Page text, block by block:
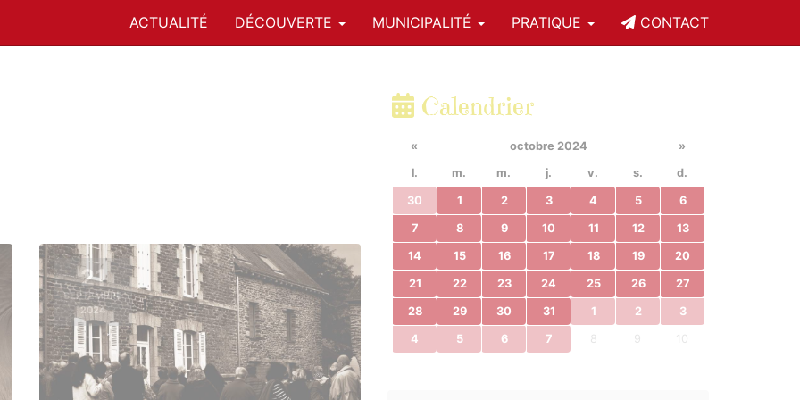
ACTUALITÉ DÉCOUVERTE MUNICIPALITÉ PRATIQUE CONTACT
21
SEPTEMBRE
2024
Calendrier
« octobre 2024
»
l.
m. m. j. v. s. d.
30 1 2 3 4 5 6
7 8 9 10 11 12 13
14 15 16 17 18 19 20
21 22 23 24 25 26 27
28 29 30 31 1 2 3
4 5 6 7 8 9 10